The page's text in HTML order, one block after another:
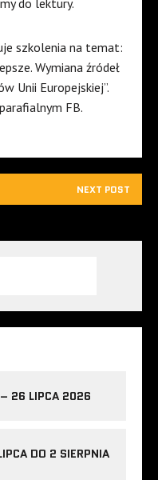
do lektury.
szkolenia na temat:
Wymiana źródeł
Unii Europejskiej”.
FB.
NEXT POST
26 LIPCA 2026
DO 2 SIERPNIA